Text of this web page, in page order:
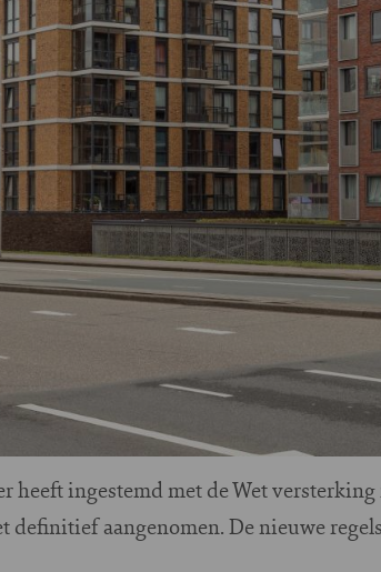
heeft ingestemd met de Wet versterking
definitief aangenomen. De nieuwe